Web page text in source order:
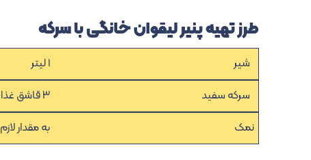
طرز تهیه پنیر لیقوان خانگی با سرکه
شیر
۱ لیتر
سرکه سفید
۳ قاشق غذاخوری
نمک
به مقدار لازم